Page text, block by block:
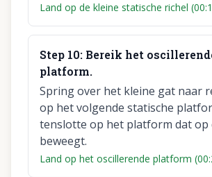
Land op de kleine statische richel
Step 10: Bereik het
platform.
Spring over het kleine gat naar
op het volgende statische
tenslotte op het platform dat op
beweegt.
Land op het oscillerende platform